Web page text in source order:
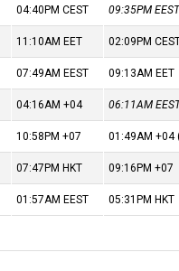
04:40PMCEST 09:35PM
11:10AM EET 02:09PM
07:49AM EEST 09:13AM EET
04:16AM+04 06:11AM
10:58PM+07 01:49AM+04
07:47PM HKT 09:16PM+07
01:57AM EEST 05:31PM HKT